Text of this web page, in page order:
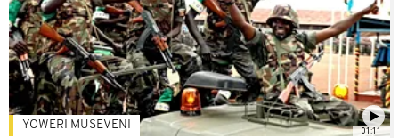
01:11
YOWERI MUSEVENI